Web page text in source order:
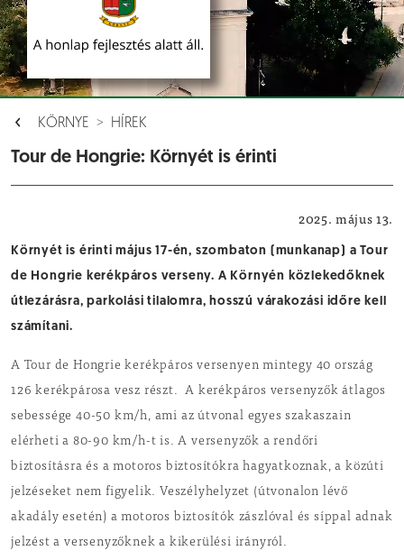
KÖRNYE HÍREK
Tour de Hongrie: Környét is érinti
2025. május 13.
Környét is érinti május 17-én, szombaton (munkanap) a Tour
de Hongrie kerékpáros verseny. A Környén közlekedőknek
útlezárásra, parkolási tilalomra, hosszú várakozási időre kell
számítani.
A Tour de Hongrie kerékpáros versenyen mintegy 40 ország
126 kerékpárosa vesz részt. A kerékpáros versenyzők átlagos
sebessége 40-50 km/h, ami az útvonal egyes szakaszain
elérheti a 80-90 km/h-t is. A versenyzők a rendőri
biztosításra és a motoros biztosítókra hagyatkoznak, a közúti
jelzéseket nem figyelik. Veszélyhelyzet (útvonalon lévő
akadály esetén) a motoros biztosítók zászlóval és síppal adnak
jelzést a versenyzőknek a kikerülési irányról.
Aloldalak [ ]